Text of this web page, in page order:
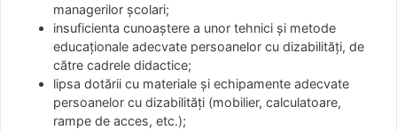
managerilor școlari;
insuficienta cunoaștere a unor tehnici și metode
educaționale adecvate persoanelor cu dizabilități, de
către cadrele didactice;
lipsa dotării cu materiale și echipamente adecvate
persoanelor cu dizabilități (mobilier, calculatoare,
rampe de acces, etc.);